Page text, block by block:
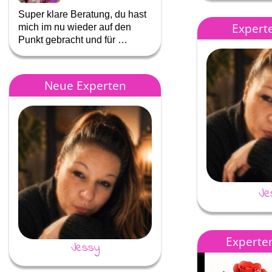
Super klare Beratung, du hast
mich im nu wieder auf den
Punkt gebracht und für …
gespräch mein schatz! du
super💕💕💕
Neue Experten
Jessy Nebelweg